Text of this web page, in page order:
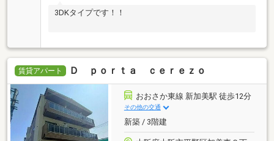
3DKタイプです！！
賃貸アパート Ｄ ｐｏｒｔａ ｃｅｒｅｚｏ
おおさか東線 新加美駅 徒歩12分
その他の交通
新築 / 3階建